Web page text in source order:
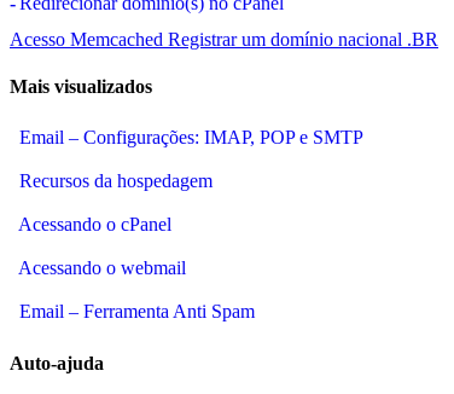
Acesso Memcached Registrar um domínio nacional .BR
Mais visualizados
Email – Configurações: IMAP, POP e SMTP
Recursos da hospedagem
Acessando o cPanel
Acessando o webmail
Email – Ferramenta Anti Spam
Auto-ajuda